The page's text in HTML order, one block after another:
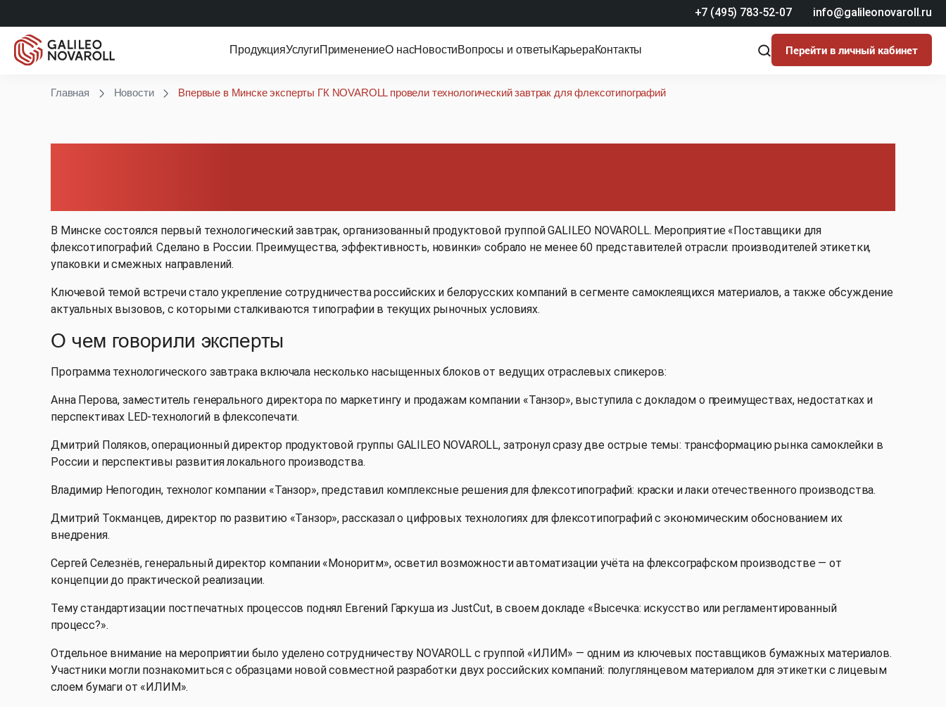
+7 (495) 783-52-07 info@galileonovaroll.ru
ПродукцияУслугиПрименениеО насНовостиВопросы и ответыКарьераКонтакты Перейти в личный кабинет
Главная Новости Впервые в Минске эксперты ГК NOVAROLL провели технологический завтрак для флексотипографий
В Минске состоялся первый технологический завтрак, организованный продуктовой группой GALILEO NOVAROLL. Мероприятие «Поставщики для
флексотипографий. Сделано в России. Преимущества, эффективность, новинки» собрало не менее 60 представителей отрасли: производителей этикетки,
упаковки и смежных направлений.
Ключевой темой встречи стало укрепление сотрудничества российских и белорусских компаний в сегменте самоклеящихся материалов, а также обсуждение
актуальных вызовов, с которыми сталкиваются типографии в текущих рыночных условиях.
О чем говорили эксперты
Программа технологического завтрака включала несколько насыщенных блоков от ведущих отраслевых спикеров:
Анна Перова, заместитель генерального директора по маркетингу и продажам компании «Танзор», выступила с докладом о преимуществах, недостатках и
перспективах LED-технологий в флексопечати.
Дмитрий Поляков, операционный директор продуктовой группы GALILEO NOVAROLL, затронул сразу две острые темы: трансформацию рынка самоклейки в
России и перспективы развития локального производства.
Владимир Непогодин, технолог компании «Танзор», представил комплексные решения для флексотипографий: краски и лаки отечественного производства.
Дмитрий Токманцев, директор по развитию «Танзор», рассказал о цифровых технологиях для флексотипографий с экономическим обоснованием их
внедрения.
Сергей Селезнёв, генеральный директор компании «Моноритм», осветил возможности автоматизации учёта на флексографском производстве — от
концепции до практической реализации.
Тему стандартизации постпечатных процессов поднял Евгений Гаркуша из JustCut, в своем докладе «Высечка: искусство или регламентированный
процесс?».
Отдельное внимание на мероприятии было уделено сотрудничеству NOVAROLL c группой «ИЛИМ» — одним из ключевых поставщиков бумажных материалов.
Участники могли познакомиться с образцами новой совместной разработки двух российских компаний: полуглянцевом материалом для этикетки с лицевым
слоем бумаги от «ИЛИМ».